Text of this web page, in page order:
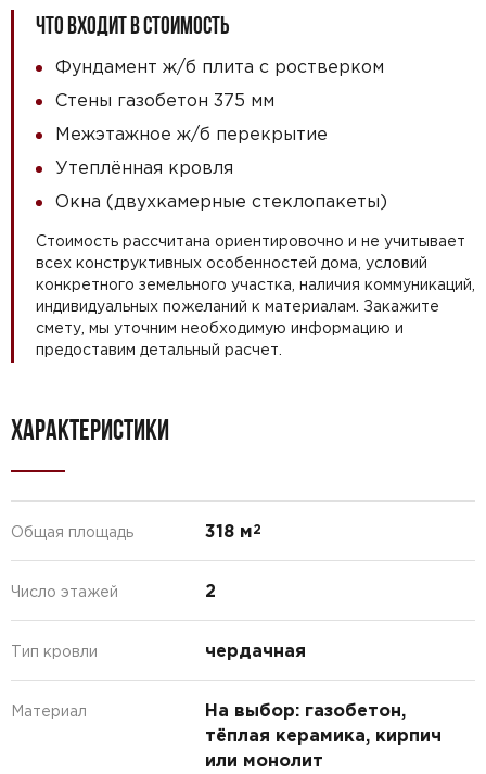
ЧТО ВХОДИТ В СТОИМОСТЬ
Фундамент ж/б плита с ростверком
Стены газобетон 375 мм
Межэтажное ж/б перекрытие
Утеплённая кровля
Окна (двухкамерные стеклопакеты)
Стоимость рассчитана ориентировочно и не учитывает
всех конструктивных особенностей дома, условий
конкретного земельного участка, наличия коммуникаций,
индивидуальных пожеланий к материалам. Закажите
смету, мы уточним необходимую информацию и
предоставим детальный расчет.
ХАРАКТЕРИСТИКИ
Общая площадь 318 м2
Число этажей 2
Тип кровли чердачная
Материал
На выбор: газобетон,
тёплая керамика, кирпич
или монолит